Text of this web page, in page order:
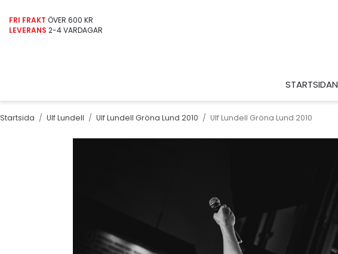
FRI FRAKT ÖVER 600 KR
LEVERANS 2-4 VARDAGAR
STARTSIDAN
Startsida / Ulf Lundell / Ulf Lundell Gröna Lund 2010 / Ulf Lundell Gröna Lund 2010